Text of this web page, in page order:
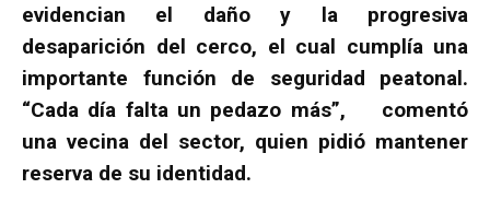
evidencian el daño y la progresiva
desaparición del cerco, el cual cumplía una
importante función de seguridad peatonal.
“Cada día falta un pedazo más”, comentó
una vecina del sector, quien pidió mantener
reserva de su identidad.